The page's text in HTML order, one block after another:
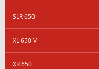
SLR 650
XL 650 V
XR 650